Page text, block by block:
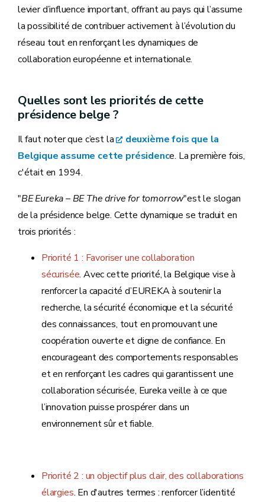
levier d’influence important, offrant au pays qui l’assume
la possibilité de contribuer activement à l’évolution du
réseau tout en renforçant les dynamiques de
collaboration européenne et internationale.
Quelles sont les priorités de cette
présidence belge ?
Il faut noter que c’est la
deuxième fois que la
Belgique assume cette présidence. La première fois,
c'était en 1994.
"BE Eureka – BE The drive for tomorrow"est le slogan
de la présidence belge. Cette dynamique se traduit en
trois priorités :
Priorité 1 : Favoriser une collaboration
sécurisée. Avec cette priorité, la Belgique vise à
renforcer la capacité d’EUREKA à soutenir la
recherche, la sécurité économique et la sécurité
des connaissances, tout en promouvant une
coopération ouverte et digne de confiance. En
encourageant des comportements responsables
et en renforçant les cadres qui garantissent une
collaboration sécurisée, Eureka veille à ce que
l’innovation puisse prospérer dans un
environnement sûr et fiable.
Priorité 2 : un objectif plus clair, des collaborations
élargies. En d'autres termes : renforcer l’identité